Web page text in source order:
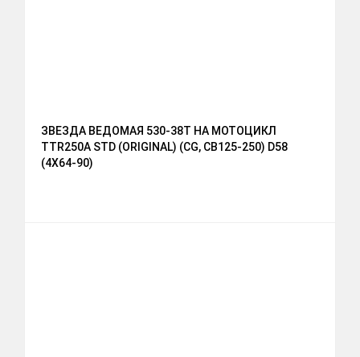
ЗВЕЗДА ВЕДОМАЯ 530-38T НА МОТОЦИКЛ
TTR250A STD (ORIGINAL) (CG, CB125-250) D58
(4X64-90)